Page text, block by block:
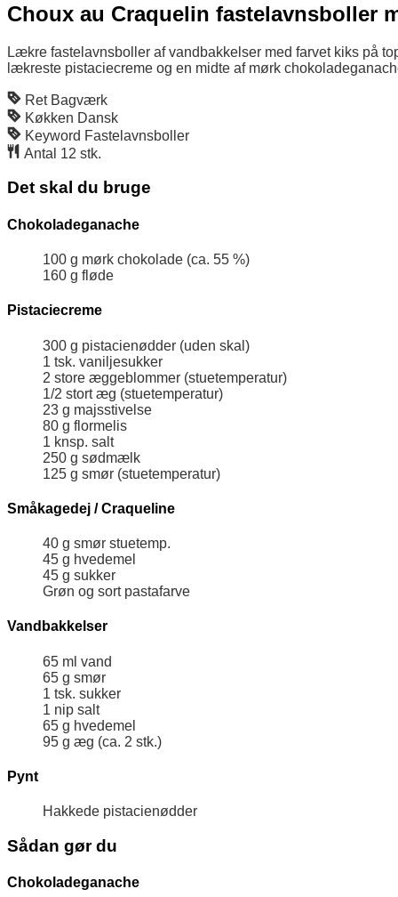
Choux au Craquelin fastelavnsboller
Lækre fastelavnsboller af vandbakkelser med farvet kiks på
lækreste pistaciecreme og en midte af mørk
Ret Bagværk
Køkken Dansk
Keyword Fastelavnsboller
Antal 12 stk.
Det skal du bruge
Chokoladeganache
100 g mørk chokolade (ca. 55 %)
160 g fløde
Pistaciecreme
300 g pistacienødder (uden skal)
1 tsk. vaniljesukker
2 store æggeblommer (stuetemperatur)
1/2 stort æg (stuetemperatur)
23 g majsstivelse
80 g flormelis
1 knsp. salt
250 g sødmælk
125 g smør (stuetemperatur)
Småkagedej / Craqueline
40 g smør stuetemp.
45 g hvedemel
45 g sukker
Grøn og sort pastafarve
Vandbakkelser
65 ml vand
65 g smør
1 tsk. sukker
1 nip salt
65 g hvedemel
95 g æg (ca. 2 stk.)
Pynt
Hakkede pistacienødder
Sådan gør du
Chokoladeganache